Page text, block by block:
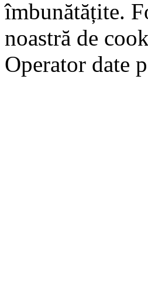
îmbunătățite.
noastră de
Operator date